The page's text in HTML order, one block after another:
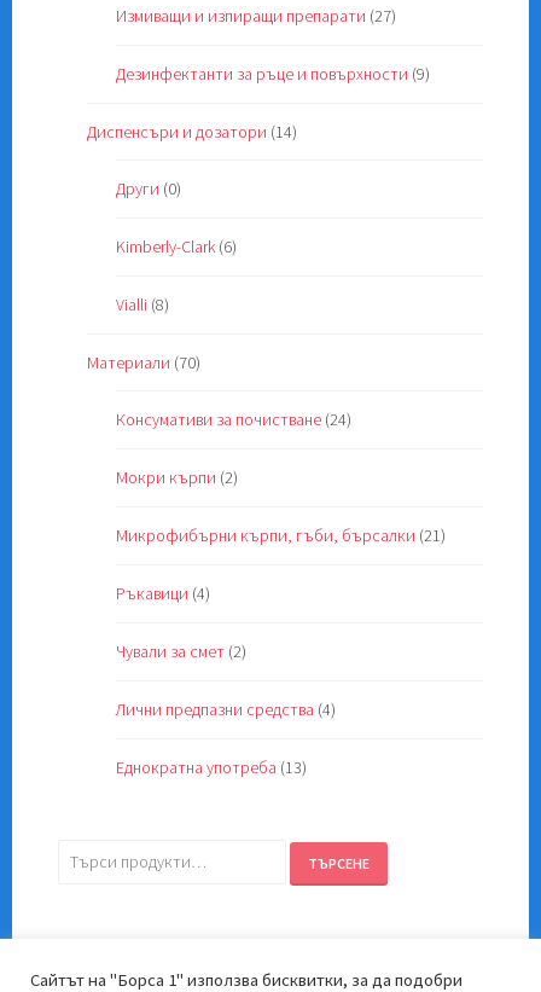
Измиващи и изпиращи препарати (27)
Дезинфектанти за ръце и повърхности (9)
Диспенсъри и дозатори (14)
Други (0)
Kimberly-Clark (6)
Vialli (8)
Материали (70)
Консумативи за почистване (24)
Мокри кърпи (2)
Микрофибърни кърпи, гъби, бърсалки (21)
Ръкавици (4)
Чували за смет (2)
Лични предпазни средства (4)
Еднократна употреба (13)
Търсене
ТЪРСЕНЕ
Сайтът на "Борса 1" използва бисквитки, за да подобри